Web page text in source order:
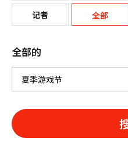
记者 全部
全部的